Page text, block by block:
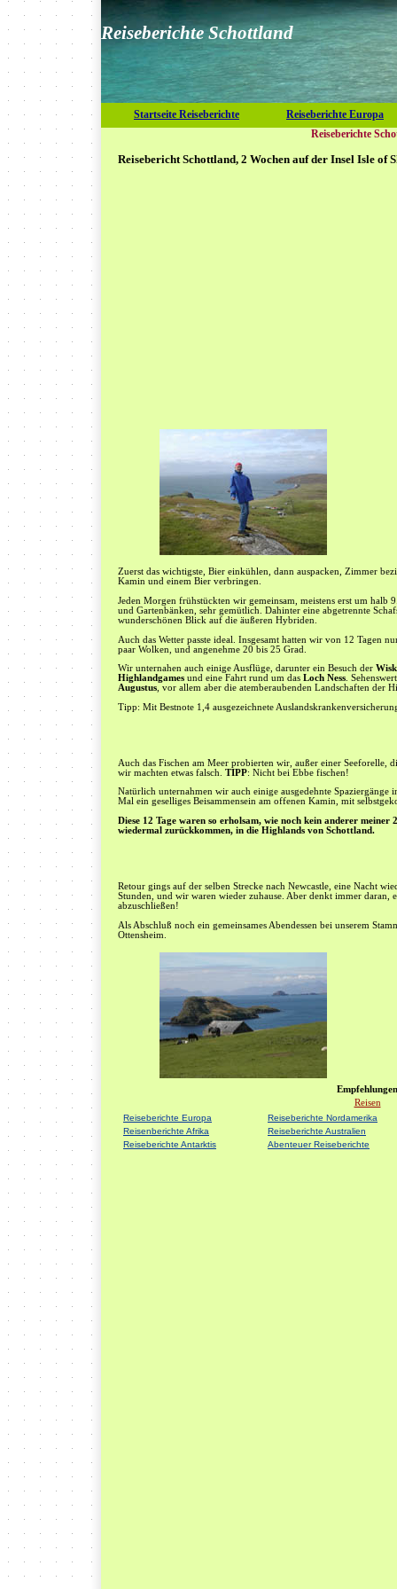
Reiseberichte Schottland
Startseite Reiseberichte
Reiseberichte Europa
Reiseberichte
Reisebericht Schottland, 2 Wochen auf der Insel Isle of
Zuerst das wichtigste, Bier einkühlen, dann auspacken, Zimmer
Kamin und einem Bier verbringen.
Jeden Morgen frühstückten wir gemeinsam, meistens erst um
und Gartenbänken, sehr gemütlich. Dahinter eine abgetrennte
wunderschönen Blick auf die äußeren Hybriden.
Auch das Wetter passte ideal. Insgesamt hatten wir von 12 Tagen
paar Wolken, und angenehme 20 bis 25 Grad.
Wir unternahen auch einige Ausflüge, darunter ein Besuch der
Highlandgames und eine Fahrt rund um das Loch Ness.
Augustus, vor allem aber die atemberaubenden Landschaften der
Tipp: Mit Bestnote 1,4 ausgezeichnete
Auch das Fischen am Meer probierten wir, außer einer
wir machten etwas falsch. TIPP: Nicht bei Ebbe fischen!
Natürlich unternahmen wir auch einige ausgedehnte Spaziergänge
Mal ein geselliges Beisammensein am offenen Kamin, mit
Diese 12 Tage waren so erholsam, wie noch kein anderer
wiedermal zurückkommen, in die Highlands von Schottland.
Retour gings auf der selben Strecke nach Newcastle, eine Nacht
Stunden, und wir waren wieder zuhause. Aber denkt immer daran,
abzuschließen!
Als Abschluß noch ein gemeinsames Abendessen bei unserem
Ottensheim.
Empfehlungen
Reisen
Reiseberichte Europa
Reiseberichte Nordamerika
Reisenberichte Afrika
Reiseberichte Australien
Reiseberichte Antarktis
Abenteuer Reiseberichte